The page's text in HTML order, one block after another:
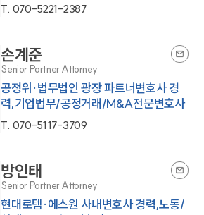
T. 070-5221-2387
손계준
Senior Partner Attorney
공정위·법무법인 광장 파트너변호사 경
력,기업법무/공정거래/M&A전문변호사
T. 070-5117-3709
방인태
Senior Partner Attorney
현대로템·에스원 사내변호사 경력,노동/